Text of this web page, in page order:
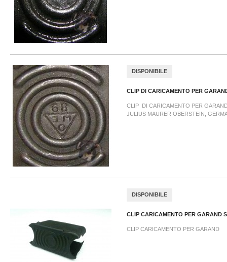
DISPONIBILE
CLIP DI CARICAMENTO PER
CLIP DI CARICAMENTO PER
JULIUS MAURER OBERSTEIN,
DISPONIBILE
CLIP CARICAMENTO PER GARAND
CLIP CARICAMENTO PER GARAND